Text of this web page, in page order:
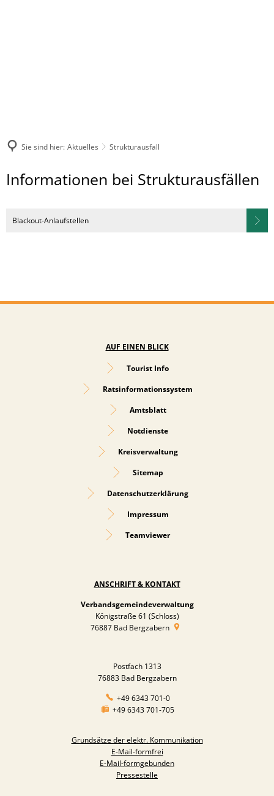
Sie sind hier: Aktuelles Strukturausfall
Strukturausfall
Informationen bei Strukturausfällen
Blackout-Anlaufstellen
AUF EINEN BLICK
Tourist Info
Ratsinformationssystem
Amtsblatt
Notdienste
Kreisverwaltung
Sitemap
Datenschutzerklärung
Impressum
Teamviewer
ANSCHRIFT & KONTAKT
Verbandsgemeindeverwaltung
Königstraße 61 (Schloss)
76887 Bad Bergzabern
Postfach 1313
76883 Bad Bergzabern
+49 6343 701-0
+49 6343 701-705
Grundsätze der elektr. Kommunikation
E-Mail-formfrei
E-Mail-formgebunden
Pressestelle